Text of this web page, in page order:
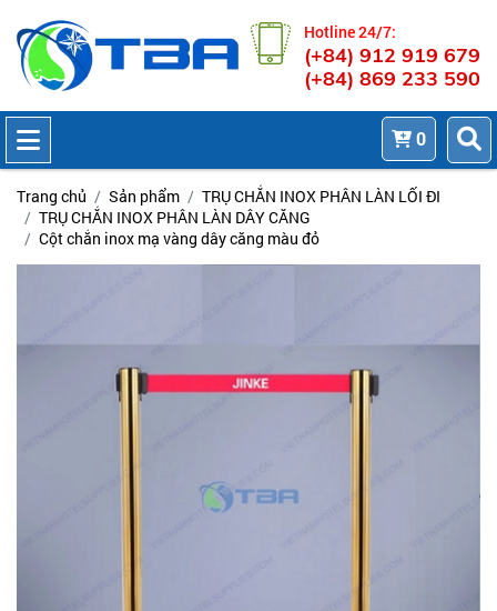
Hotline 24/7:
(+84) 912 919 679
(+84) 869 233 590
0
Trang chủ Sản phẩm
TRỤ CHẮN INOX PHÂN LÀN LỐI ĐI
TRỤ CHẮN INOX PHÂN LÀN DÂY CĂNG
Cột chắn inox mạ vàng dây căng màu đỏ